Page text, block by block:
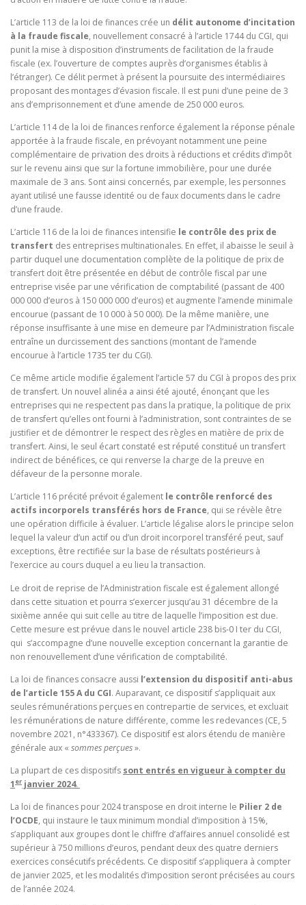
L’article 113 de la loi de finances crée un délit autonome d’incitation
à la fraude fiscale, nouvellement consacré à l’article 1744 du CGI, qui
punit la mise à disposition d’instruments de facilitation de la fraude
fiscale (ex. l’ouverture de comptes auprès d’organismes établis à
l’étranger). Ce délit permet à présent la poursuite des intermédiaires
proposant des montages d’évasion fiscale. Il est puni d’une peine de 3
ans d’emprisonnement et d’une amende de 250 000 euros.
L’article 114 de la loi de finances renforce également la réponse pénale
apportée à la fraude fiscale, en prévoyant notamment une peine
complémentaire de privation des droits à réductions et crédits d’impôt
sur le revenu ainsi que sur la fortune immobilière, pour une durée
maximale de 3 ans. Sont ainsi concernés, par exemple, les personnes
ayant utilisé une fausse identité ou de faux documents dans le cadre
d’une fraude.
L’article 116 de la loi de finances intensifie le contrôle des prix de
transfert des entreprises multinationales. En effet, il abaisse le seuil à
partir duquel une documentation complète de la politique de prix de
transfert doit être présentée en début de contrôle fiscal par une
entreprise visée par une vérification de comptabilité (passant de 400
000 000 d’euros à 150 000 000 d’euros) et augmente l’amende minimale
encourue (passant de 10 000 à 50 000). De la même manière, une
réponse insuffisante à une mise en demeure par l’Administration fiscale
entraîne un durcissement des sanctions (montant de l’amende
encourue à l’article 1735 ter du CGI).
Ce même article modifie également l’article 57 du CGI à propos des prix
de transfert. Un nouvel alinéa a ainsi été ajouté, énonçant que les
entreprises qui ne respectent pas dans la pratique, la politique de prix
de transfert qu’elles ont fourni à l’administration, sont contraintes de se
justifier et de démontrer le respect des règles en matière de prix de
transfert. Ainsi, le seul écart constaté est réputé constitué un transfert
indirect de bénéfices, ce qui renverse la charge de la preuve en
défaveur de la personne morale.
L’article 116 précité prévoit également le contrôle renforcé des
actifs incorporels transférés hors de France, qui se révèle être
une opération difficile à évaluer. L’article légalise alors le principe selon
lequel la valeur d’un actif ou d’un droit incorporel transféré peut, sauf
exceptions, être rectifiée sur la base de résultats postérieurs à
l’exercice au cours duquel a eu lieu la transaction.
Le droit de reprise de l’Administration fiscale est également allongé
dans cette situation et pourra s’exercer jusqu’au 31 décembre de la
sixième année qui suit celle au titre de laquelle l’imposition est due.
Cette mesure est prévue dans le nouvel article 238 bis-0 I ter du CGI,
qui s’accompagne d’une nouvelle exception concernant la garantie de
non renouvellement d’une vérification de comptabilité.
La loi de finances consacre aussi l’extension du dispositif anti-abus
de l’article 155 A du CGI. Auparavant, ce dispositif s’appliquait aux
seules rémunérations perçues en contrepartie de services, et excluait
les rémunérations de nature différente, comme les redevances (CE, 5
novembre 2021, n°433367). Ce dispositif est alors étendu de manière
générale aux « sommes perçues».
La plupart de ces dispositifs sont entrés en vigueur à compter du
1 er janvier 2024.
La loi de finances pour 2024 transpose en droit interne le Pilier 2 de
l’OCDE, qui instaure le taux minimum mondial d’imposition à 15%,
s’appliquant aux groupes dont le chiffre d’affaires annuel consolidé est
supérieur à 750 millions d’euros, pendant deux des quatre derniers
exercices consécutifs précédents. Ce dispositif s’appliquera à compter
de janvier 2025, et les modalités d’imposition seront précisées au cours
de l’année 2024.